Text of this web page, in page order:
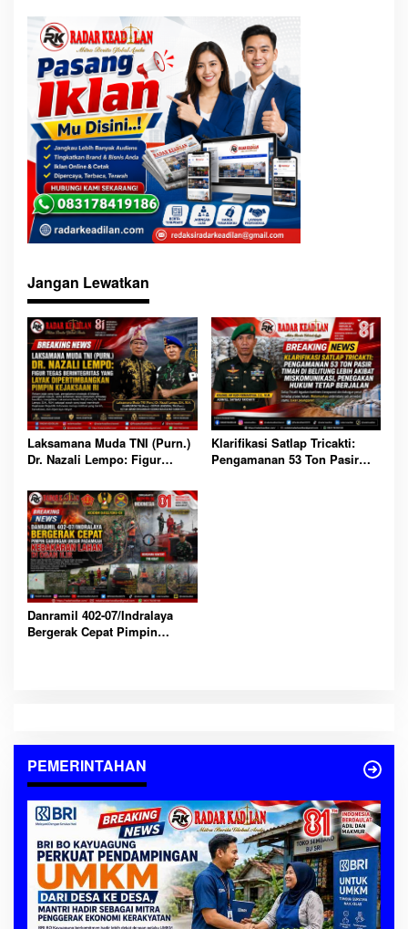
o
Jangan Lewatkan
Laksamana Muda TNI (Purn.)
Dr. Nazali Lempo: Figur
Layak Dipertimbangkan
Pimpin Kejaksaan RI
Klarifikasi Satlap Tricakti:
Pengamanan 53 Ton Pasir
Danramil 402-07/Indralaya
Bergerak Cepat Pimpin
PEMERINTAHAN